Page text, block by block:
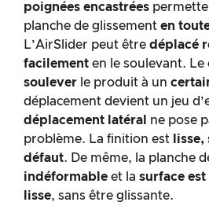
poignées encastrées
planche de glissement en
L’AirSlider peut être déplacé
facilement en le soulevant.
soulever le produit à un
déplacement devient un jeu
déplacement latéral
ne pose
problème. La finition est
défaut. De même, la planche
indéformable et la surface est
lisse, sans être glissante.